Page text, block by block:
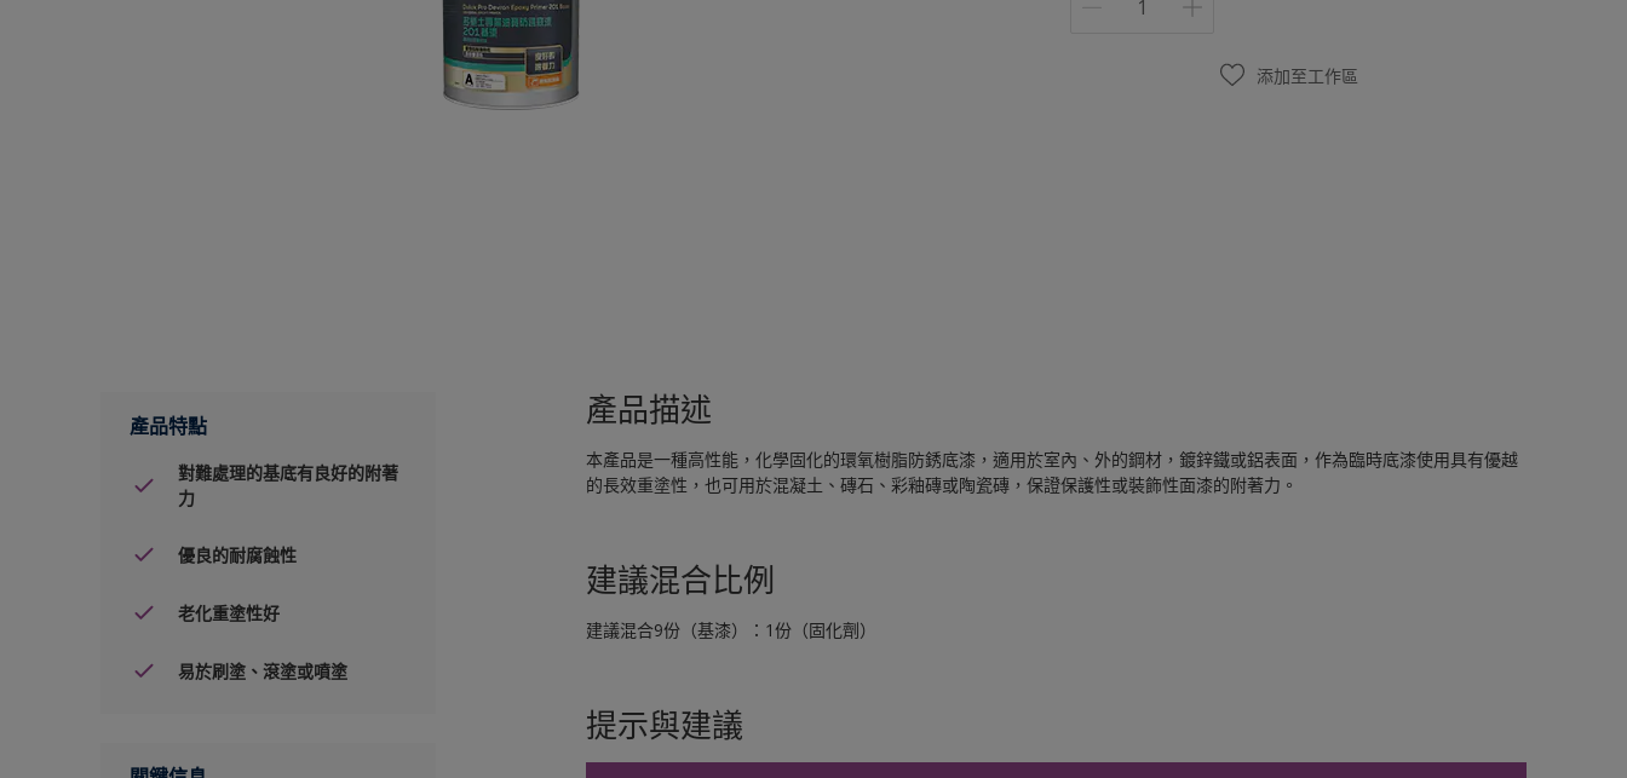
添加至工作區
產品特點
對難處理的基底有良好的附著
力
優良的耐腐蝕性
老化重塗性好
易於刷塗、滾塗或噴塗
產品描述
本產品是一種高性能，化學固化的環氧樹脂防銹底漆，適用於室內、外的鋼材，鍍鋅鐵或鋁表面，作為臨時底漆使用具有優越
的長效重塗性，也可用於混凝土、磚石、彩釉磚或陶瓷磚，保證保護性或裝飾性面漆的附著力。
建議混合比例
建議混合9份（基漆）：1份（固化劑）
提示與建議